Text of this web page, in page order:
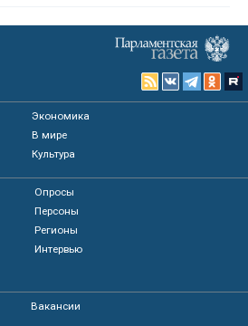
Экономика
В мире
Культура
Опросы
Персоны
Регионы
Интервью
Вакансии